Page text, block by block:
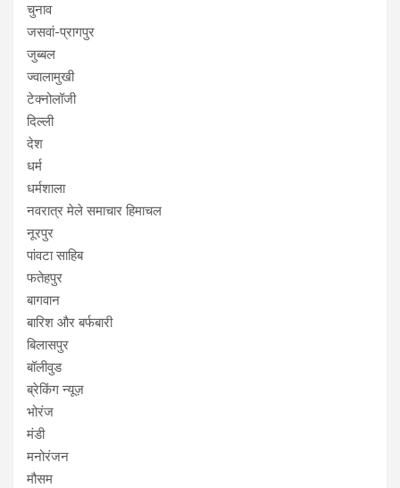
चुनाव
जसवां-प्रागपुर
जुब्बल
ज्वालामुखी
टेक्नोलॉजी
दिल्ली
देश
धर्म
धर्मशाला
नवरात्र मेले समाचार हिमाचल
नूरपुर
पांवटा साहिब
फतेहपुर
बागवान
बारिश और बर्फबारी
बिलासपुर
बॉलीवुड
ब्रेकिंग न्यूज़
भोरंज
मंडी
मनोरंजन
मौसम